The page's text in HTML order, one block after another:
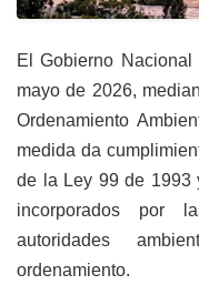
El Gobierno
mayo de 2026,
Ordenamiento
medida da
de la Ley 99 de 1993
incorporados por
autoridades
ordenamiento.